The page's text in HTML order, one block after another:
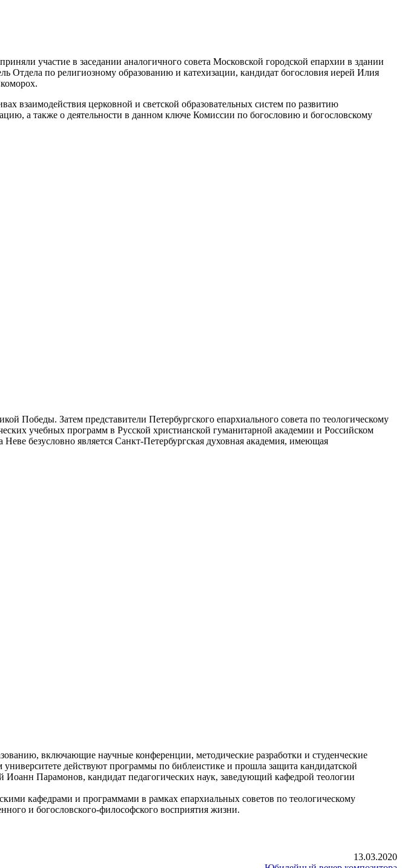
участие в заседании аналогичного совета Московской городской епархии в здании
по религиозному образованию и катехизации, кандидат богословия иерей Илия
взаимодействия церковной и светской образовательных систем по развитию
а также о деятельности в данном ключе Комиссии по богословию и богословскому
Победы. Затем представители Петербургского епархиального совета по теологическому
учебных программ в Русской христианской гуманитарной академии и Российском
безусловно является Санкт-Петербургская духовная академия, имеющая
включающие научные конференции, методические разработки и студенческие
действуют программы по библеистике и прошла защита кандидатской
Иоанн Парамонов, кандидат педагогических наук, заведующий кафедрой теологии
кафедрами и программами в рамках епархиальных советов по теологическому
и богословского-философского восприятия жизни.
13.03.2020